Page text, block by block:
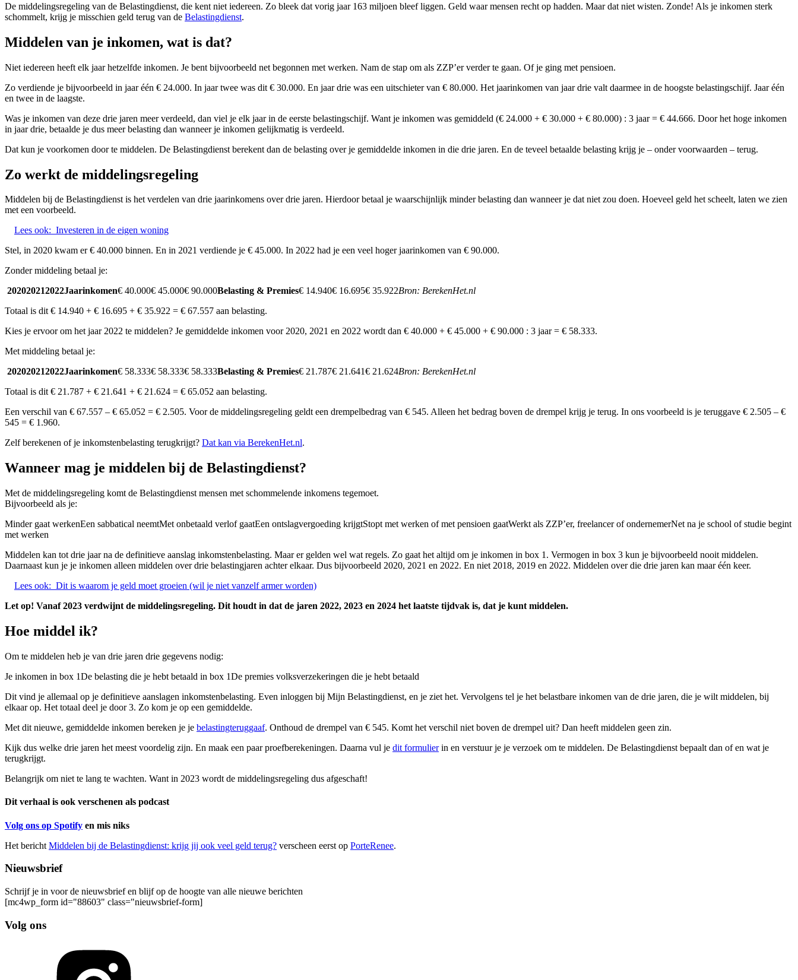
De middelingsregeling van de Belastingdienst, die kent niet iedereen. Zo bleek dat vorig jaar 163 miljoen bleef liggen. Geld waar mensen recht op hadden. Maar dat niet wisten. Zonde! Als je inkomen sterk
schommelt, krijg je misschien geld terug van de Belastingdienst.
Middelen van je inkomen, wat is dat?
Niet iedereen heeft elk jaar hetzelfde inkomen. Je bent bijvoorbeeld net begonnen met werken. Nam de stap om als ZZP’er verder te gaan. Of je ging met pensioen.
Zo verdiende je bijvoorbeeld in jaar één € 24.000. In jaar twee was dit € 30.000. En jaar drie was een uitschieter van € 80.000. Het jaarinkomen van jaar drie valt daarmee in de hoogste belastingschijf. Jaar één
en twee in de laagste.
Was je inkomen van deze drie jaren meer verdeeld, dan viel je elk jaar in de eerste belastingschijf. Want je inkomen was gemiddeld (€ 24.000 + € 30.000 + € 80.000) : 3 jaar = € 44.666. Door het hoge inkomen
in jaar drie, betaalde je dus meer belasting dan wanneer je inkomen gelijkmatig is verdeeld.
Dat kun je voorkomen door te middelen. De Belastingdienst berekent dan de belasting over je gemiddelde inkomen in die drie jaren. En de teveel betaalde belasting krijg je – onder voorwaarden – terug.
Zo werkt de middelingsregeling
Middelen bij de Belastingdienst is het verdelen van drie jaarinkomens over drie jaren. Hierdoor betaal je waarschijnlijk minder belasting dan wanneer je dat niet zou doen. Hoeveel geld het scheelt, laten we zien
met een voorbeeld.
Lees ook: Investeren in de eigen woning
Stel, in 2020 kwam er € 40.000 binnen. En in 2021 verdiende je € 45.000. In 2022 had je een veel hoger jaarinkomen van € 90.000.
Zonder middeling betaal je:
202020212022Jaarinkomen€ 40.000€ 45.000€ 90.000Belasting & Premies€ 14.940€ 16.695€ 35.922Bron: BerekenHet.nl
Totaal is dit € 14.940 + € 16.695 + € 35.922 = € 67.557 aan belasting.
Kies je ervoor om het jaar 2022 te middelen? Je gemiddelde inkomen voor 2020, 2021 en 2022 wordt dan € 40.000 + € 45.000 + € 90.000 : 3 jaar = € 58.333.
Met middeling betaal je:
202020212022Jaarinkomen€ 58.333€ 58.333€ 58.333Belasting & Premies€ 21.787€ 21.641€ 21.624Bron: BerekenHet.nl
Totaal is dit € 21.787 + € 21.641 + € 21.624 = € 65.052 aan belasting.
Een verschil van € 67.557 – € 65.052 = € 2.505. Voor de middelingsregeling geldt een drempelbedrag van € 545. Alleen het bedrag boven de drempel krijg je terug. In ons voorbeeld is je teruggave € 2.505 – €
545 = € 1.960.
Zelf berekenen of je inkomstenbelasting terugkrijgt? Dat kan via BerekenHet.nl.
Wanneer mag je middelen bij de Belastingdienst?
Met de middelingsregeling komt de Belastingdienst mensen met schommelende inkomens tegemoet.
Bijvoorbeeld als je:
Minder gaat werkenEen sabbatical neemtMet onbetaald verlof gaatEen ontslagvergoeding krijgtStopt met werken of met pensioen gaatWerkt als ZZP’er, freelancer of ondernemerNet na je school of studie begint
met werken
Middelen kan tot drie jaar na de definitieve aanslag inkomstenbelasting. Maar er gelden wel wat regels. Zo gaat het altijd om je inkomen in box 1. Vermogen in box 3 kun je bijvoorbeeld nooit middelen.
Daarnaast kun je je inkomen alleen middelen over drie belastingjaren achter elkaar. Dus bijvoorbeeld 2020, 2021 en 2022. En niet 2018, 2019 en 2022. Middelen over die drie jaren kan maar één keer.
Lees ook: Dit is waarom je geld moet groeien (wil je niet vanzelf armer worden)
Let op! Vanaf 2023 verdwijnt de middelingsregeling. Dit houdt in dat de jaren 2022, 2023 en 2024 het laatste tijdvak is, dat je kunt middelen.
Hoe middel ik?
Om te middelen heb je van drie jaren drie gegevens nodig:
Je inkomen in box 1De belasting die je hebt betaald in box 1De premies volksverzekeringen die je hebt betaald
Dit vind je allemaal op je definitieve aanslagen inkomstenbelasting. Even inloggen bij Mijn Belastingdienst, en je ziet het. Vervolgens tel je het belastbare inkomen van de drie jaren, die je wilt middelen, bij
elkaar op. Het totaal deel je door 3. Zo kom je op een gemiddelde.
Met dit nieuwe, gemiddelde inkomen bereken je je belastingteruggaaf. Onthoud de drempel van € 545. Komt het verschil niet boven de drempel uit? Dan heeft middelen geen zin.
Kijk dus welke drie jaren het meest voordelig zijn. En maak een paar proefberekeningen. Daarna vul je dit formulierin en verstuur je je verzoek om te middelen. De Belastingdienst bepaalt dan of en wat je
terugkrijgt.
Belangrijk om niet te lang te wachten. Want in 2023 wordt de middelingsregeling dus afgeschaft!
Dit verhaal is ook verschenen als podcast
Volg ons op Spotify en mis niks
Het bericht Middelen bij de Belastingdienst: krijg jij ook veel geld terug? verscheen eerst op PorteRenee.
Nieuwsbrief
Schrijf je in voor de nieuwsbrief en blijf op de hoogte van alle nieuwe berichten
[mc4wp_form id="88603" class="nieuwsbrief-form]
Volg ons